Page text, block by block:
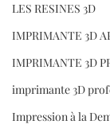
LES RESINES 3D
IMPRIMANTE 3D
IMPRIMANTE 3D
imprimante 3D
Impression à la